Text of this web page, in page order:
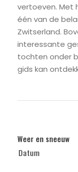
vertoeven. Met
één van de
Zwitserland.
interessante
tochten onder
gids kan
Weer en sneeuw
Datum